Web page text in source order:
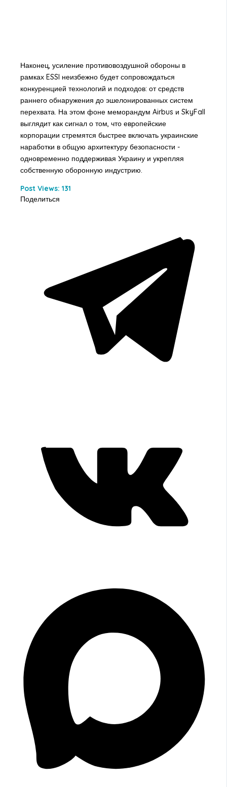
Наконец, усиление противовоздушной обороны в
рамках ESSI неизбежно будет сопровождаться
конкуренцией технологий и подходов: от средств
раннего обнаружения до эшелонированных систем
перехвата. На этом фоне меморандум Airbus и SkyFall
выглядит как сигнал о том, что европейские
корпорации стремятся быстрее включать украинские
наработки в общую архитектуру безопасности -
одновременно поддерживая Украину и укрепляя
собственную оборонную индустрию.
Post Views: 131
Поделиться